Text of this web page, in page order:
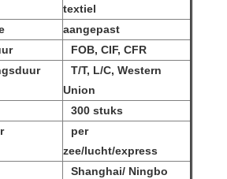
textiel
aangepast
FOB, CIF, CFR
T/T, L/C, Western
Union
300 stuks
per
zee/lucht/express
Shanghai/ Ningbo